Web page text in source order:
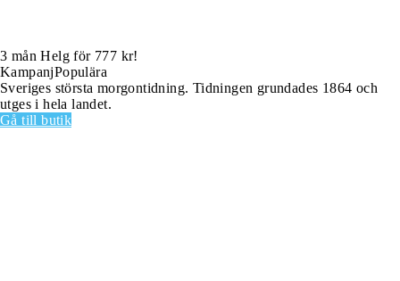
3 mån Helg för 777 kr!
KampanjPopulära
Sveriges största morgontidning. Tidningen grundades 1864 och
utges i hela landet.
Gå till butik